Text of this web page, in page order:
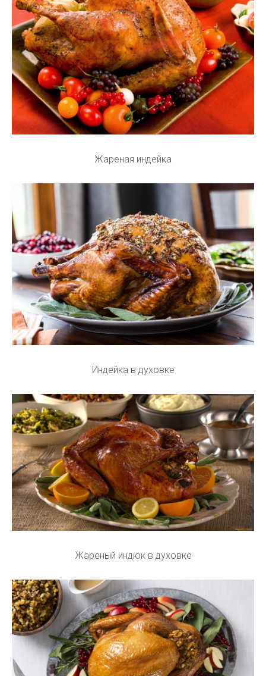
Жареная индейка
Индейка в духовке
Жареный индюк в духовке